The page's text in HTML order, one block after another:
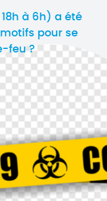
à 6h) a été
pour se
feu ?